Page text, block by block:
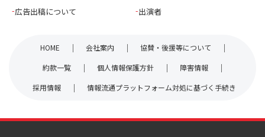
広告出稿について
出演者
HOME 会社案内
協賛・後援等について
約款一覧
個人情報保護方針
障害情報
採用情報
情報流通プラットフォーム対処に基づく手続き